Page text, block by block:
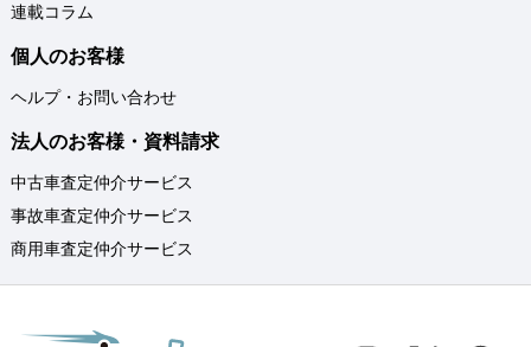
連載コラム
個人のお客様
ヘルプ・お問い合わせ
法人のお客様・資料請求
中古車査定仲介サービス
事故車査定仲介サービス
商用車査定仲介サービス